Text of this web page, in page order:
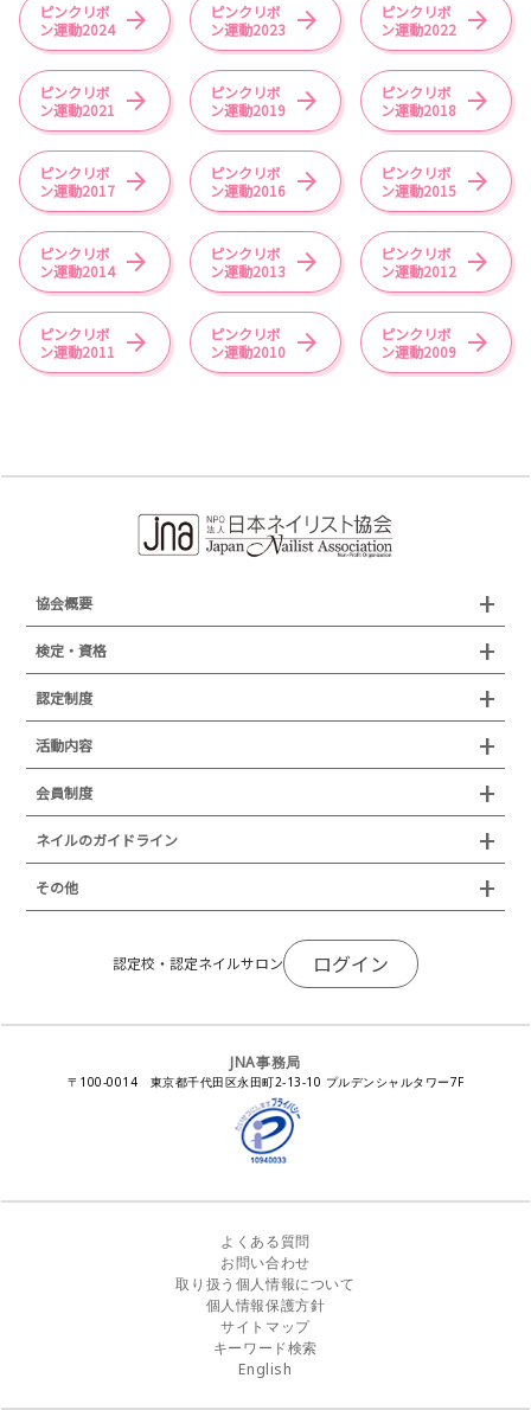
ピンクリボ
ン運動2024
ピンクリボ
ン運動2023
ピンクリボ
ン運動2022
ピンクリボ
ン運動2021
ピンクリボ
ン運動2019
ピンクリボ
ン運動2018
ピンクリボ
ン運動2017
ピンクリボ
ン運動2016
ピンクリボ
ン運動2015
ピンクリボ
ン運動2014
ピンクリボ
ン運動2013
ピンクリボ
ン運動2012
ピンクリボ
ン運動2011
ピンクリボ
ン運動2010
ピンクリボ
ン運動2009
協会概要
組織概要
所在地
プレスリリース
叙勲・褒章・受賞・表彰
通常総会について
検定・資格
検定試験
JNAフットケア理論検定試験
ネイリスト技能検定試験（JNEC主催）
JNAネイリスト技能検定国際試験
JNAネイリストキャリアパス講習会
JNAオフィシャル教材
認定制度
認定制度
認定校
認定ネイルサロン
活動内容
ネイルエキスポ
ネイルオブザイヤー
全日本ネイリスト選手権・地区大会
11月ネイル月間
セミナー
セミナー
JNAスーパーライブ
JNAネイルサロン等化学物質管理講習会
ネイルトレンド
ネイルトレンド
トレンドプロジェクトメンバー
会員制度
会員制度
法人会員
ネイルのガイドライン
新型コロナ感染症関連
コンプライアンス／法令遵守
EUにおけるTPO成分を含む化粧品の市場提供禁止について
景品表示法に基づく措置命令について
その他
サポートネイルサロン制度
教材・書籍・刊行物
認定校・認定ネイルサロン ログイン
JNA事務局
〒100-0014 東京都千代田区永田町2-13-10 プルデンシャルタワー7F
よくある質問
お問い合わせ
取り扱う個人情報について
個人情報保護方針
サイトマップ
キーワード検索
English